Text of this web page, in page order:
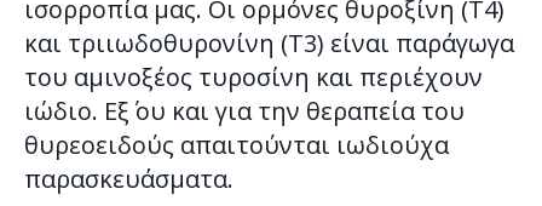
ισορροπία μας. Οι ορμόνες θυροξίνη (Τ4)
και τριιωδοθυρονίνη (Τ3) είναι παράγωγα
του αμινοξέος τυροσίνη και περιέχουν
ιώδιο. Εξ΄ ου και για την θεραπεία του
θυρεοειδούς απαιτούνται ιωδιούχα
παρασκευάσματα.